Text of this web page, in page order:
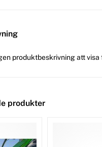
produktbeskrivning att visa
produkter